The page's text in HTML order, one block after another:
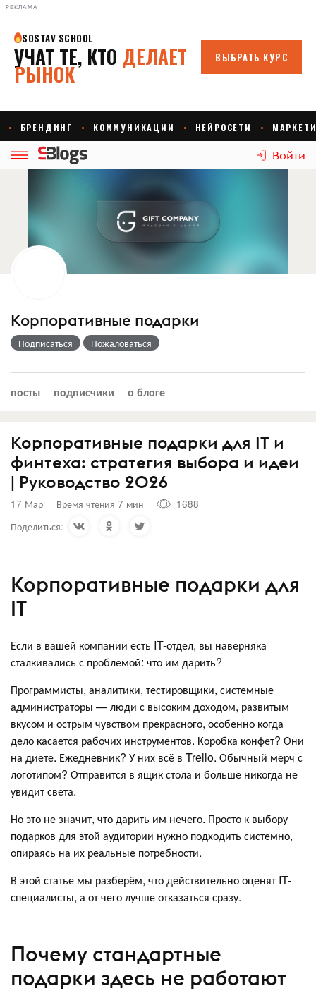
РЕКЛАМА
Войти
Корпоративные подарки
Подписаться Пожаловаться
посты подписчики о блоге
Корпоративные подарки для IT и
финтеха: стратегия выбора и идеи
| Руководство 2026
17 Мар Время чтения 7 мин
1688
Поделиться:
Корпоративные подарки для
IT
Если в вашей компании есть IT-отдел, вы наверняка
сталкивались с проблемой: что им дарить?
Программисты, аналитики, тестировщики, системные
администраторы — люди с высоким доходом, развитым
вкусом и острым чувством прекрасного, особенно когда
дело касается рабочих инструментов. Коробка конфет? Они
на диете. Ежедневник? У них всё в Trello. Обычный мерч с
логотипом? Отправится в ящик стола и больше никогда не
увидит света.
Но это не значит, что дарить им нечего. Просто к выбору
подарков для этой аудитории нужно подходить системно,
опираясь на их реальные потребности.
В этой статье мы разберём, что действительно оценят IT-
специалисты, а от чего лучше отказаться сразу.
Почему стандартные
подарки здесь не работают